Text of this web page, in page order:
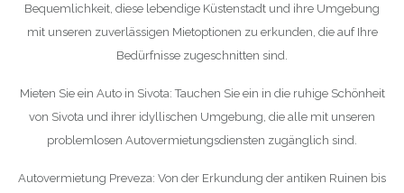
Bequemlichkeit, diese lebendige Küstenstadt und ihre Umgebung
mit unseren zuverlässigen Mietoptionen zu erkunden, die auf Ihre
Bedürfnisse zugeschnitten sind.
Mieten Sie ein Auto in Sivota: Tauchen Sie ein in die ruhige Schönheit
von Sivota und ihrer idyllischen Umgebung, die alle mit unseren
problemlosen Autovermietungsdiensten zugänglich sind.
Autovermietung Preveza: Von der Erkundung der antiken Ruinen bis